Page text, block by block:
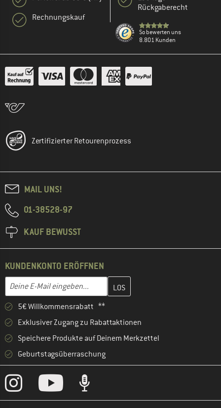
Rechnungskauf
Rückgaberecht
So bewerten uns
8.801 Kunden
Zertifizierter Retourenprozess
MAIL UNS!
01-38528-97
KAUF BEWUSST
KUNDENKONTO ERÖFFNEN
E-Mail-Adresse
Gib hier deine E-Mail-Adresse ein und erstelle im nächsten
5€ Willkommensrabatt **
Exklusiver Zugang zu Rabattaktionen
Speichere Produkte auf Deinem Merkzettel
Geburtstagsüberraschung